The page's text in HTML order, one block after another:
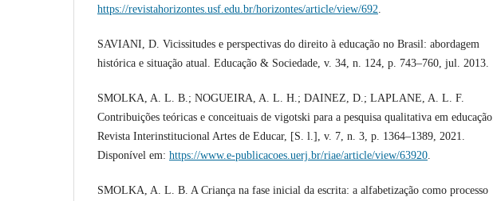
https://revistahorizontes.usf.edu.br/horizontes/article/view/692
SAVIANI, D. Vicissitudes e perspectivas do direito à educação no Brasil: abordagem
histórica e situação atual. Educação & Sociedade, v. 34, n. 124, p. 743–760, jul. 2013.
SMOLKA, A. L. B.; NOGUEIRA, A. L. H.; DAINEZ, D.; LAPLANE, A. L. F.
Contribuições teóricas e conceituais de vigotski para a pesquisa qualitativa em educação.
Revista Interinstitucional Artes de Educar, [S. l.], v. 7, n. 3, p. 1364–1389, 2021.
Disponível em: https://www.e-publicacoes.uerj.br/riae/article/view/63920
SMOLKA, A. L. B. A Criança na fase inicial da escrita: a alfabetização como processo